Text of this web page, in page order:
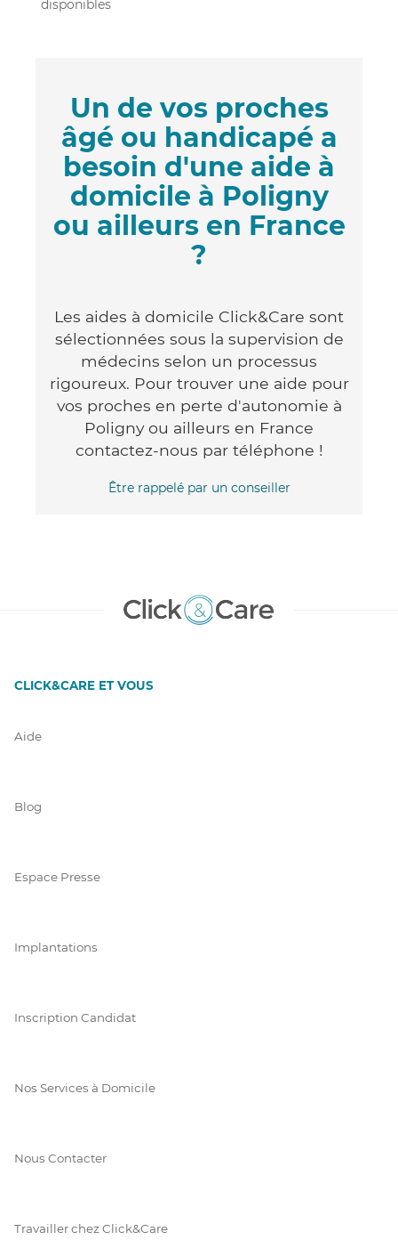
disponibles
Un de vos proches
âgé ou handicapé a
besoin d'une aide à
domicile à Poligny
ou ailleurs en France
?
Les aides à domicile Click&Care sont
sélectionnées sous la supervision de
médecins selon un processus
rigoureux. Pour trouver une aide pour
vos proches en perte d'autonomie à
Poligny ou ailleurs en France
contactez-nous par téléphone !
Être rappelé par un conseiller
CLICK&CARE ET VOUS
Aide
Blog
Espace Presse
Implantations
Inscription Candidat
Nos Services à Domicile
Nous Contacter
Travailler chez Click&Care